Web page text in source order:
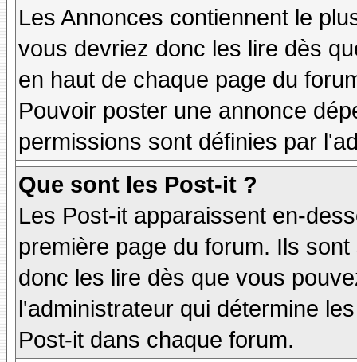
Les Annonces contiennent le
vous devriez donc les lire dès
en haut de chaque page du
Pouvoir poster une annonce
permissions sont définies par
Que sont les Post-it ?
Les Post-it apparaissent en-
première page du forum. Ils
donc les lire dès que vous
l'administrateur qui détermine
Post-it dans chaque forum.